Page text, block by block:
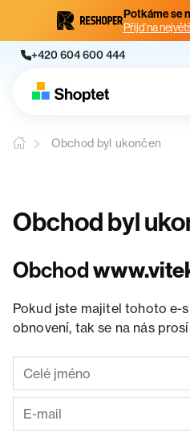
Potkáme se
Přijď na
+420 604 600 444
Obchod byl ukončen
Obchod byl
Obchod
Pokud jste majitel tohoto e-
obnovení, tak se na nás